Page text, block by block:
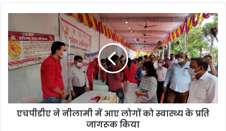
एचपीडीए ने नीलामी में आए लोगों को स्वास्थ्य के प्रति
जागरूक किया